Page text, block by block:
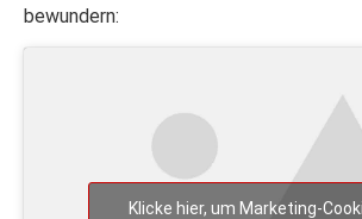
bewundern:
Klicke hier, um Marketing-